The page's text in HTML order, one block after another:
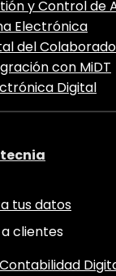
y Control de
Electrónica
del
con MiDT
Digital
tus datos
clientes
Contabilidad